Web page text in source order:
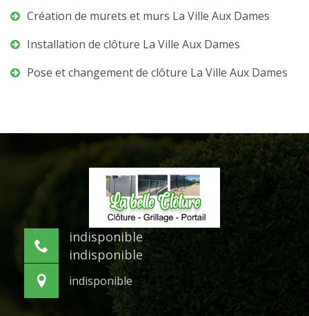
Création de murets et murs La Ville Aux Dames
Installation de clôture La Ville Aux Dames
Pose et changement de clôture La Ville Aux Dames
indisponible
indisponible
indisponible